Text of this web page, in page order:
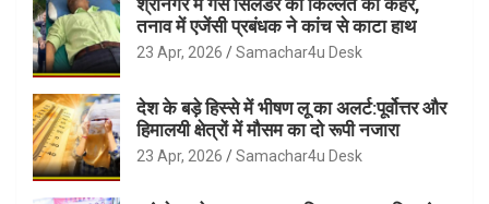
तनाव में एजेंसी प्रबंधक ने कांच से काटा हाथ
23 Apr, 2026 Samachar4u Desk
देश के बड़े हिस्से में भीषण लू का अलर्ट:पूर्वोत्तर और
हिमालयी क्षेत्रों में मौसम का दो रूपी नजारा
23 Apr, 2026 Samachar4u Desk